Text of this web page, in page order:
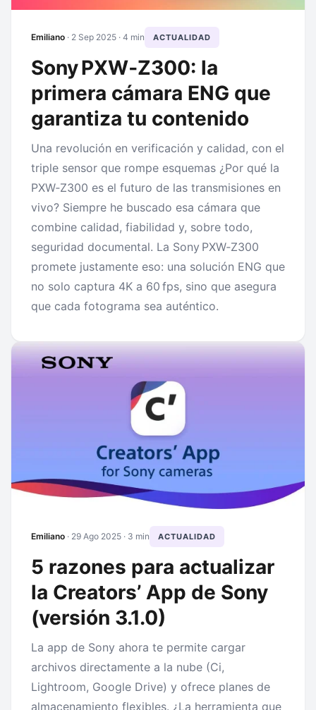
Emiliano · 2 Sep 2025 · 4 min ACTUALIDAD
Sony PXW‑Z300: la
primera cámara ENG que
garantiza tu contenido
Una revolución en verificación y calidad, con el
triple sensor que rompe esquemas ¿Por qué la
PXW‑Z300 es el futuro de las transmisiones en
vivo? Siempre he buscado esa cámara que
combine calidad, fiabilidad y, sobre todo,
seguridad documental. La Sony PXW‑Z300
promete justamente eso: una solución ENG que
no solo captura 4K a 60 fps, sino que asegura
que cada fotograma sea auténtico.
Emiliano · 29 Ago 2025 · 3 min ACTUALIDAD
5 razones para actualizar
la Creators’ App de Sony
(versión 3.1.0)
La app de Sony ahora te permite cargar
archivos directamente a la nube (Ci,
Lightroom, Google Drive) y ofrece planes de
almacenamiento flexibles. ¿La herramienta que